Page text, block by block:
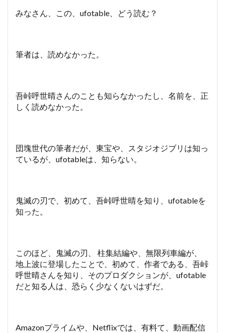
みなさん、この、ufotable、どう読む？
筆者は、読めなかった。
吾峠呼世晴さんのことも知らなかったし、名前を、正
しく読めなかった。
団塊世代の筆者だが、東宝や、スタジオジブリは知っ
ているが、ufotableは、知らない。
鬼滅の刃で、初めて、吾峠呼世晴を知り、ufotableを
知った。
このほど、鬼滅の刃、 柱集結編や、無限列車編が、
地上波に登場したことで、初めて、作者である、吾峠
呼世晴さんを知り、そのプロダクションが、ufotable
だと知る人は、恐らく少なくないはずだ。
Amazonプライムや、Netflixでは、有料て、動画配信